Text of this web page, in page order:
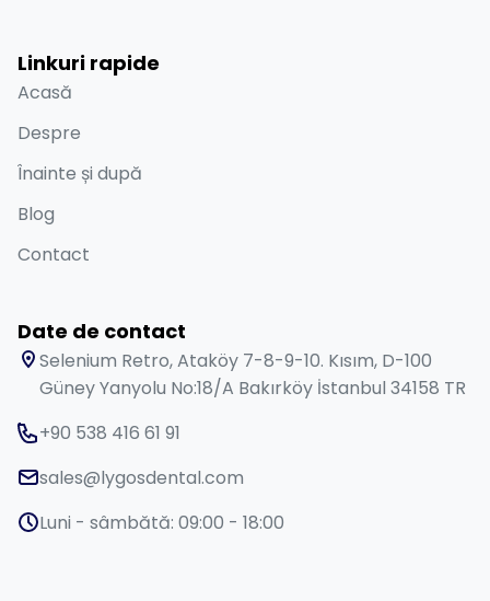
Linkuri rapide
Acasă
Despre
Înainte și după
Blog
Contact
Date de contact
Selenium Retro, Ataköy 7-8-9-10. Kısım, D-100
Güney Yanyolu No:18/A Bakırköy İstanbul 34158 TR
+90 538 416 61 91
sales@lygosdental.com
Luni - sâmbătă: 09:00 - 18:00